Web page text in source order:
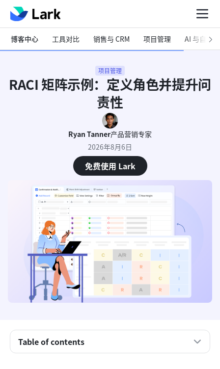
博客中心 工具对比 销售与 CRM 项目管理 AI 与自动化
项目管理
RACI 矩阵示例：定义角色并提升问
责性
Ryan Tanner产品营销专家
2026年8月6日
免费使用 Lark
Table of contents